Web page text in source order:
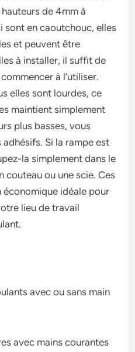
de 4mm à
sont en caoutchouc, elles
et peuvent être
à installer, il suffit de
à l’utiliser.
elles sont lourdes, ce
maintient simplement
plus basses, vous
Si la rampe est
la simplement dans le
couteau ou une scie. Ces
économique idéale pour
lieu de travail
avec ou sans main
avec mains courantes